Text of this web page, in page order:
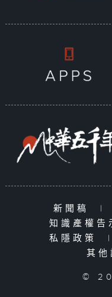
新聞稿 |
知識產權告
私隱政策
|
其
©